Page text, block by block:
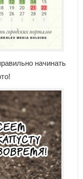
начинать